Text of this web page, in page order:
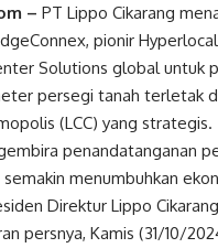
– PT Lippo Cikarang
pionir
Solutions global untuk
persegi tanah terletak
(LCC) yang strategis.
penandatanganan
menumbuhkan
Direktur Lippo
persnya, Kamis (31/10/